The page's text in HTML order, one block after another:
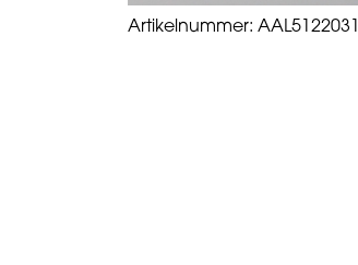
Artikelnummer: AAL5122031